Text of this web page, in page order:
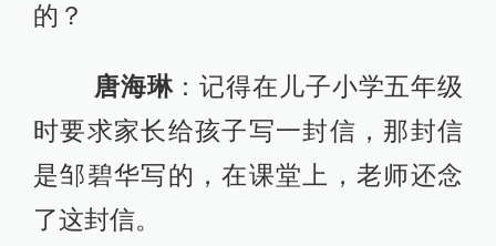
的？
唐海琳：记得在儿子小学五年级
时要求家长给孩子写一封信，那封信
是邹碧华写的，在课堂上，老师还念
了这封信。